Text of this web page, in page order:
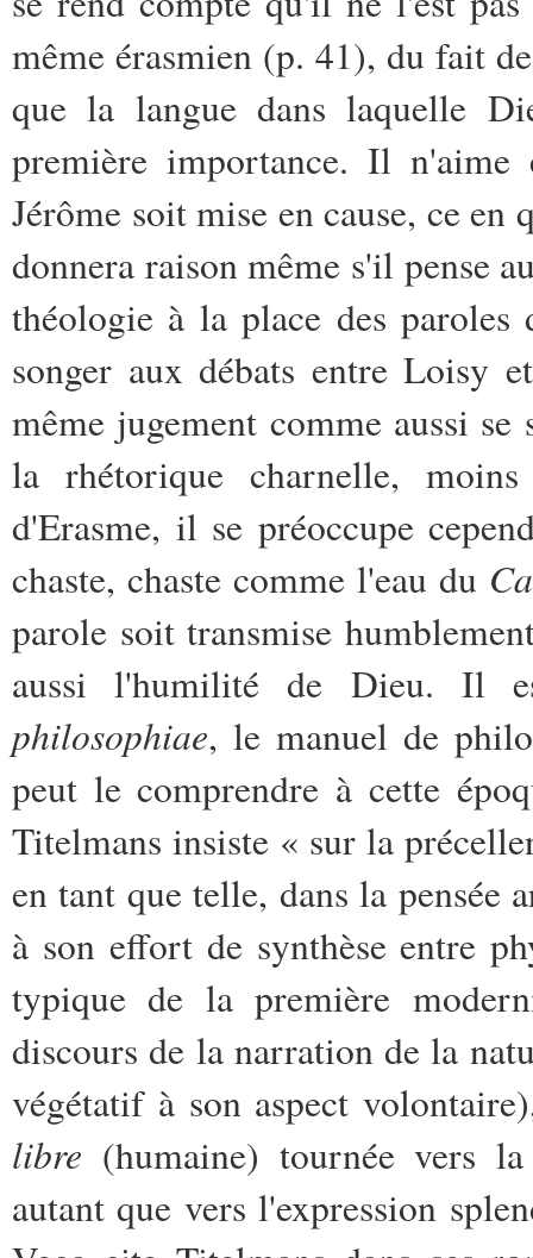
même érasmien (p. 41), du fait
que la langue dans laquelle
première importance. Il n'aime
Jérôme soit mise en cause, ce
donnera raison même s'il pense
théologie à la place des
songer aux débats entre Loisy
même jugement comme aussi
la rhétorique charnelle,
d'Erasme, il se préoccupe
chaste, chaste comme l'eau du
parole soit transmise
aussi l'humilité de Dieu. Il
philosophiae, le manuel de
peut le comprendre à cette
Titelmans insiste « sur la
en tant que telle, dans la
à son effort de synthèse entre
typique de la première
discours de la narration de la
végétatif à son aspect
libre (humaine) tournée vers
autant que vers l'expression